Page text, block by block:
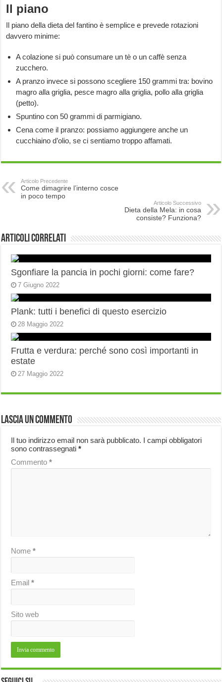
Il piano
Il piano della dieta del fantino è semplice e prevede rotazioni
davvero minime:
A colazione si può consumare un tè o un caffè senza
zucchero.
A pranzo invece si possono scegliere 150 grammi tra: bovino
magro alla griglia, pesce magro alla griglia, pollo alla griglia
(petto).
Spuntino con 50 grammi di parmigiano.
Cena come il pranzo: possiamo aggiungere anche un
cucchiaino d’olio, se ci sentiamo troppo affamati.
Articolo Precedente
Come dimagrire l’interno cosce
in poco tempo
Articolo Successivo
Dieta della Mela: in cosa
consiste? Funziona?
Articoli correlati
Sgonfiare la pancia in pochi giorni: come fare?
7 Giugno 2022
Plank: tutti i benefici di questo esercizio
28 Maggio 2022
Frutta e verdura: perché sono così importanti in
estate
27 Maggio 2022
Lascia un commento
Il tuo indirizzo email non sarà pubblicato. I campi obbligatori
sono contrassegnati*
Commento*
Nome*
Email*
Sito web